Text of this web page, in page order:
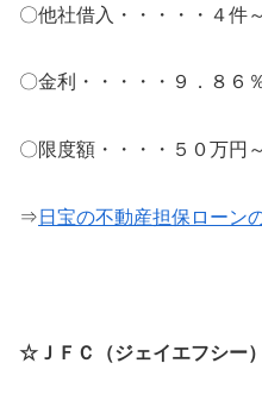
〇他社借入・・・・・４件
〇金利・・・・・９．８６
〇限度額・・・・５０万円
⇒ 日宝の不動産担保ローン
☆ＪＦＣ（ジェイエフシー